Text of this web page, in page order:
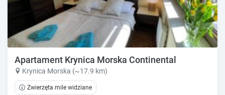
Apartament Krynica Morska Continental
Krynica Morska (~17.9 km)
Zwierzęta mile widziane